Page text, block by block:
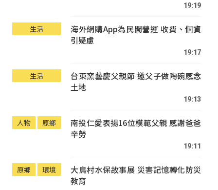
19:19
生活
海外網購App為民間營運 收費、個資
引疑慮
19:17
生活
台東窯藝慶父親節 邀父子做陶碗感念
土地
19:13
人物 原鄉
南投仁愛表揚16位模範父親 感謝爸爸
辛勞
19:11
原鄉 環境
大鳥村水保故事展 災害記憶轉化防災
教育